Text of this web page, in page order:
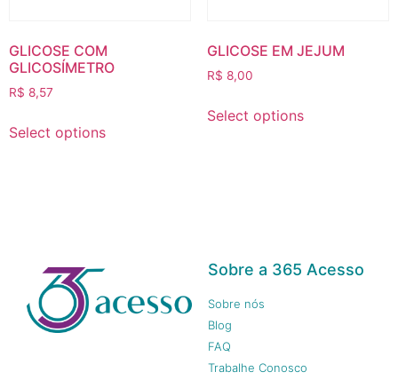
GLICOSE COM
GLICOSÍMETRO
R$ 8,57
Select options
GLICOSE EM JEJUM
R$ 8,00
Select options
Sobre a 365 Acesso
Sobre nós
Blog
FAQ
Trabalhe Conosco